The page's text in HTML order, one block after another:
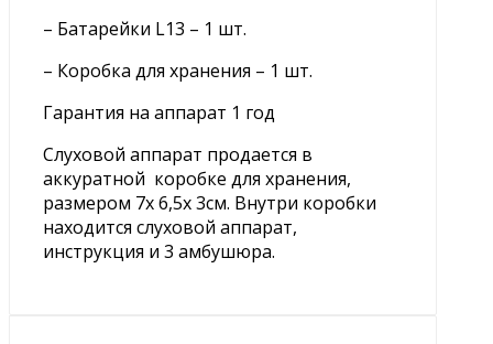
– Батарейки L13 – 1 шт.
– Коробка для хранения – 1 шт.
Гарантия на аппарат 1 год
Слуховой аппарат продается в
аккуратной коробке для хранения,
размером 7х 6,5х 3см. Внутри коробки
находится слуховой аппарат,
инструкция и 3 амбушюра.